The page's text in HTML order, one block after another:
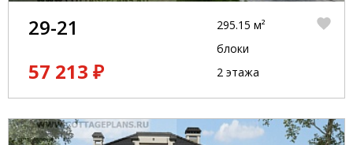
29-21
57 213 ₽
295.15 м²
блоки
2 этажа